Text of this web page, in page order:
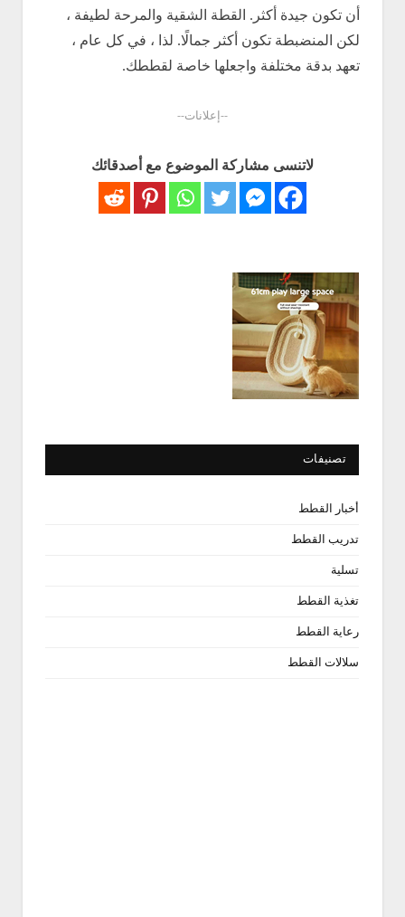
أن تكون جيدة أكثر. القطة الشقية والمرحة لطيفة ،
لكن المنضبطة تكون أكثر جمالًا. لذا ، في كل عام ،
تعهد بدقة مختلفة واجعلها خاصة لقططك.
--إعلانات--
لاتنسى مشاركة الموضوع مع أصدقائك
تصنيفات
أخبار القطط
تدريب القطط
تسلية
تغذية القطط
رعاية القطط
سلالات القطط